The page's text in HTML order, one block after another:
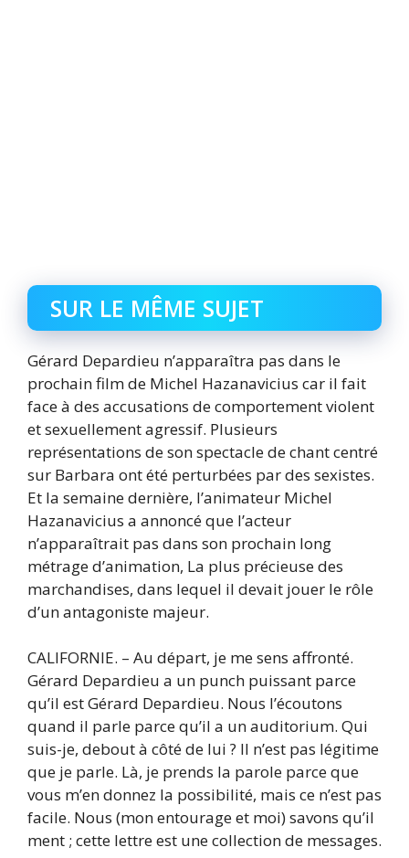
SUR LE MÊME SUJET
Gérard Depardieu n’apparaîtra pas dans le
prochain film de Michel Hazanavicius car il fait
face à des accusations de comportement violent
et sexuellement agressif. Plusieurs
représentations de son spectacle de chant centré
sur Barbara ont été perturbées par des sexistes.
Et la semaine dernière, l’animateur Michel
Hazanavicius a annoncé que l’acteur
n’apparaîtrait pas dans son prochain long
métrage d’animation, La plus précieuse des
marchandises, dans lequel il devait jouer le rôle
d’un antagoniste majeur.
CALIFORNIE. – Au départ, je me sens affronté.
Gérard Depardieu a un punch puissant parce
qu’il est Gérard Depardieu. Nous l’écoutons
quand il parle parce qu’il a un auditorium. Qui
suis-je, debout à côté de lui ? Il n’est pas légitime
que je parle. Là, je prends la parole parce que
vous m’en donnez la possibilité, mais ce n’est pas
facile. Nous (mon entourage et moi) savons qu’il
ment ; cette lettre est une collection de messages.